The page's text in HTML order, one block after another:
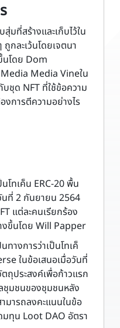
ที่สร้างและเก็บไว้ใน
กละเว้นโดยเจตนา
นโดย Dom
Media Vineใน
ชุด NFT ที่ใช้ข้อความ
งการตีความอย่างไร
โทเค็น ERC-20 พื้น
นที่ 2 กันยายน 2564
แต่ละคนเรียกร้อง
งขึ้นโดย Will Papper
างการว่าเป็นโทเค็
ในข้อเสนอเมื่อวันที่
ถุประสงค์เพื่อก้าวแรก
ชุมชนของชุมชนหลัง
มารถลงคะแนนในข้อ
มทุน Loot DAO อัตรา